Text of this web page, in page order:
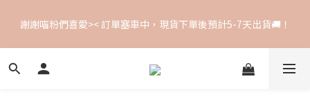
*･:≡(　ε:)
謝謝喵粉們喜愛>< 訂單塞車中，現貨下單後預計5-7天出貨🚚！
꒰ ⟡ 全館滿額免運 ‧⁺ ꒱ 單筆訂單超商1500NT、宅配2400NT ･